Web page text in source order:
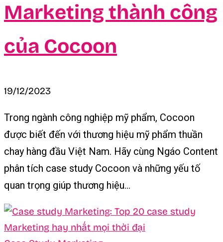
Marketing thành công
của Cocoon
19/12/2023
Trong ngành công nghiệp mỹ phẩm, Cocoon
được biết đến với thương hiệu mỹ phẩm thuần
chay hàng đầu Việt Nam. Hãy cùng Ngáo Content
phân tích case study Cocoon và những yếu tố
quan trọng giúp thương hiệu...